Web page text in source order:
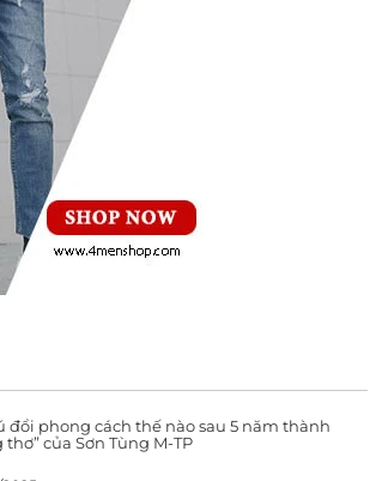
đổi phong cách thế nào sau 5 năm thành
thơ” của Sơn Tùng M-TP